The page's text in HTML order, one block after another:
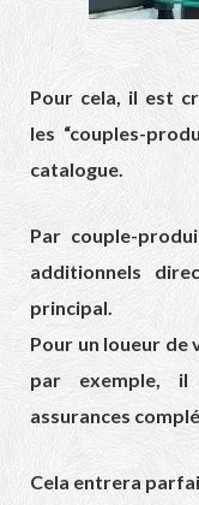
Pour cela, il est
les “couples-
catalogue.
Par couple-
additionnels
principal.
Pour un loueur de
par exemple,
assurances
Cela entrera